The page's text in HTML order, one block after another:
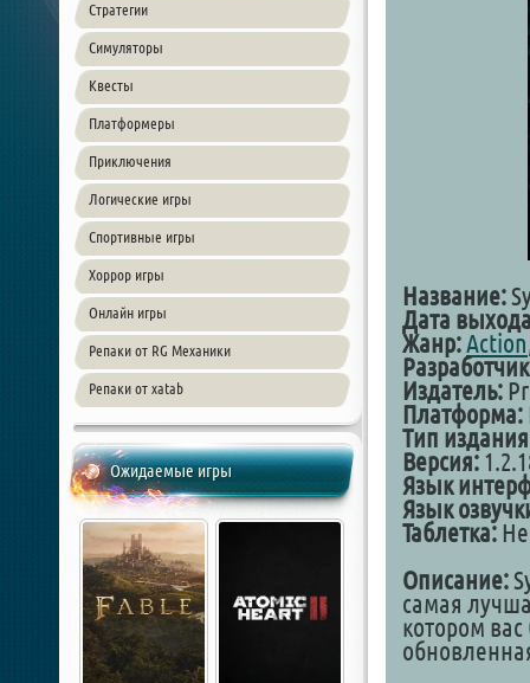
Стратегии
Симуляторы
Квесты
Платформеры
Приключения
Логические игры
Спортивные игры
Хоррор игры
Онлайн игры
Репаки от RG Механики
Репаки от xatab
Ожидаемые игры
Название:
Дата
Жанр:Action
Издатель:
Платформа:
Тип издания
Версия:
Язык
Язык
Таблетка:
Описание:
самая
котором